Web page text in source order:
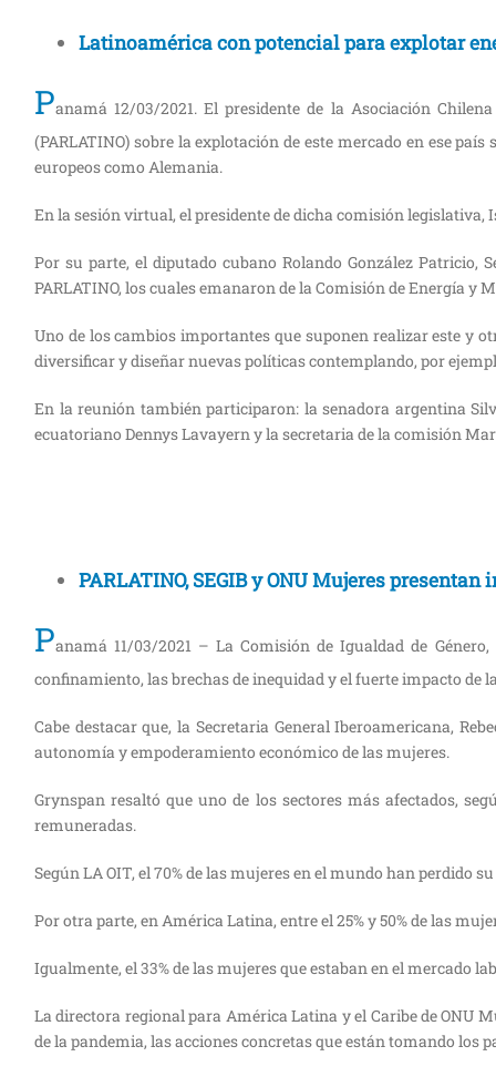
Latinoamérica con potencial para explotar
Panamá 12/03/2021. El presidente de la Asociación
(PARLATINO) sobre la explotación de este mercado en ese
europeos como Alemania.
En la sesión virtual, el presidente de dicha comisión
Por su parte, el diputado cubano Rolando González Patricio,
PARLATINO, los cuales emanaron de la Comisión de Energía
Uno de los cambios importantes que suponen realizar este y
diversificar y diseñar nuevas políticas contemplando, por
En la reunión también participaron: la senadora argentina
ecuatoriano Dennys Lavayern y la secretaria de la comisión
PARLATINO, SEGIB y ONU Mujeres
Panamá 11/03/2021 – La Comisión de Igualdad de
confinamiento, las brechas de inequidad y el fuerte impacto de
Cabe destacar que, la Secretaria General Iberoamericana,
autonomía y empoderamiento económico de las mujeres.
Grynspan resaltó que uno de los sectores más afectados,
remuneradas.
Según LA OIT, el 70% de las mujeres en el mundo han perdido
Por otra parte, en América Latina, entre el 25% y 50% de las
Igualmente, el 33% de las mujeres que estaban en el mercado
La directora regional para América Latina y el Caribe de ONU
de la pandemia, las acciones concretas que están tomando